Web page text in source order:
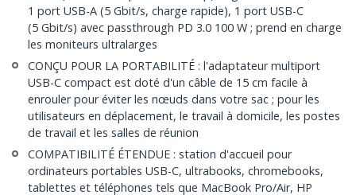
1 port USB-A (5 Gbit/s, charge rapide), 1 port USB-C
(5 Gbit/s) avec passthrough PD 3.0 100 W ; prend en charge
les moniteurs ultralarges
CONÇU POUR LA PORTABILITÉ : l'adaptateur multiport
USB-C compact est doté d'un câble de 15 cm facile à
enrouler pour éviter les nœuds dans votre sac ; pour les
utilisateurs en déplacement, le travail à domicile, les postes
de travail et les salles de réunion
COMPATIBILITÉ ÉTENDUE : station d'accueil pour
ordinateurs portables USB-C, ultrabooks, chromebooks,
tablettes et téléphones tels que MacBook Pro/Air, HP